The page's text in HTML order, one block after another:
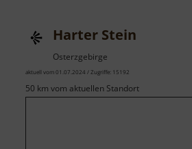
Harter Stein
Osterzgebirge
aktuell vom 01.07.2024 / Zugriffe: 15192
50 km vom aktuellen Standort